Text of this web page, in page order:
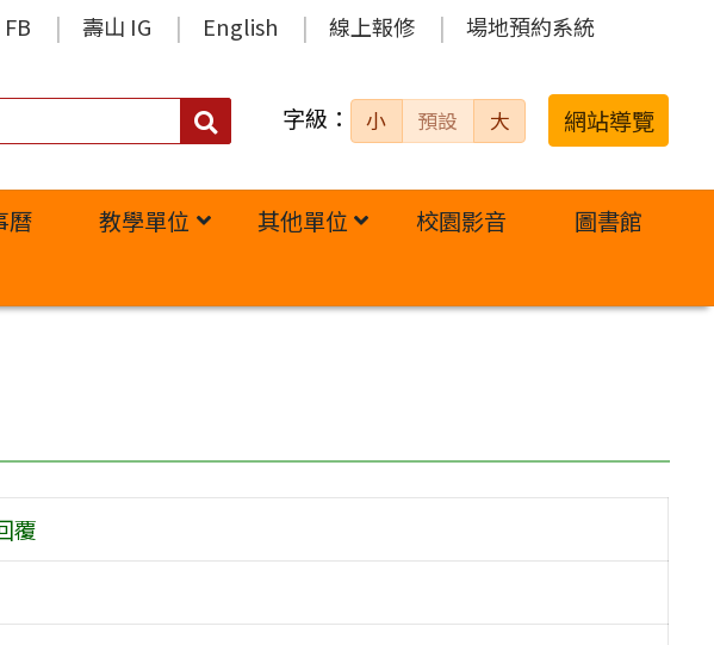
壽山 IG English 線上報修 場地預約系統
搜
字級： 小 預設 大 網站導覽
曆 教學單位 其他單位 校園影音
圖書館
覆